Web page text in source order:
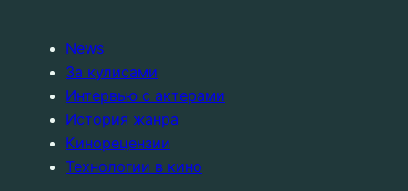
News
За кулисами
Интервью с актерами
История жанра
Кинорецензии
Технологии в кино